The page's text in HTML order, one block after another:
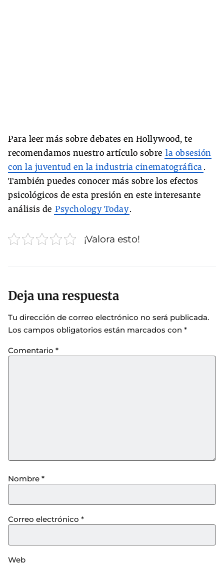
Para leer más sobre debates en Hollywood, te
recomendamos nuestro artículo sobre la obsesión
con la juventud en la industria cinematográfica .
También puedes conocer más sobre los efectos
psicológicos de esta presión en este interesante
análisis de Psychology Today.
¡Valora esto!
Deja una respuesta
Tu dirección de correo electrónico no será publicada.
Los campos obligatorios están marcados con *
Comentario *
Nombre *
Correo electrónico *
Web